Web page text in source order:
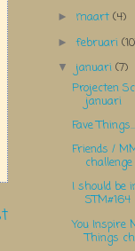
► maart(4)
►februari
▼ januari(7)
Projecten
januari
Fave
Friends /
challenge
I should be
STM#164
You Inspire
Things